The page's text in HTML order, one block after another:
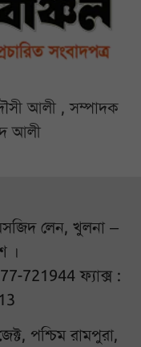
আলী , সম্পাদক
আলী
লেন, খুলনা –
।
721944 ফ্যাক্স :
পশ্চিম রামপুরা,